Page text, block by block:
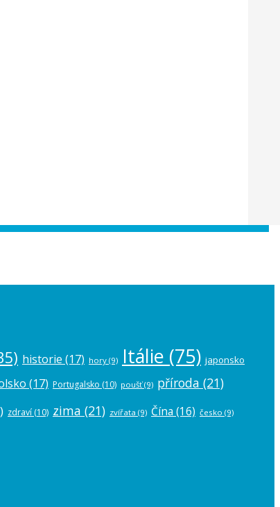
historie (17) hory (9) Itálie (75) japonsko
(17) Portugalsko (10) poušť(9) příroda (21)
zdraví (10) zima (21) zvířata (9) Čína (16) česko (9)